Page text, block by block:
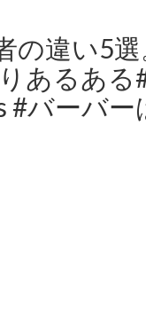
の違い5
あるある
バーバー